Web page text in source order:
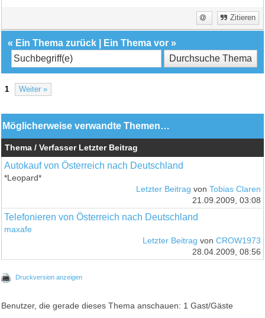
Zitieren
« Ein Thema zurück Ein Thema vor »
1 Weiter »
Möglicherweise verwandte Themen…
Thema / Verfasser Letzter Beitrag
Autokauf von Österreich nach Deutschland
*Leopard*
Letzter Beitrag von Tobias Claren
21.09.2009, 03:08
Telefonieren von Österreich nach Deutschland
maxafe
Letzter Beitrag von CROW1973
28.04.2009, 08:56
Druckversion anzeigen
Benutzer, die gerade dieses Thema anschauen: 1 Gast/Gäste